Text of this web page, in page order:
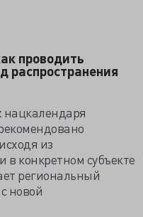
проводить
распространения
из
в конкретном субъекте
региональный
новой